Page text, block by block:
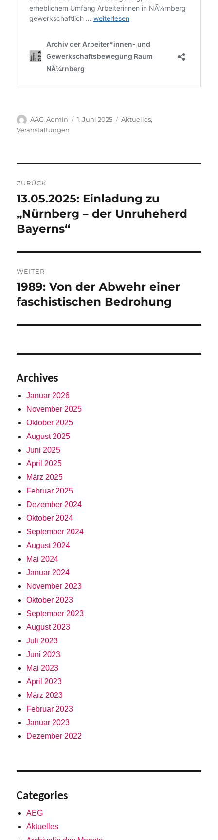
Autor
AAG-Admin
Veröffentlicht
1. Juni 2025 Kategorien
Aktuelles,
Veranstaltungen
ZURÜCK
Vorheriger
Beitrag:
13.05.2025: Einladung zu
„Nürnberg – der Unruheherd
Bayerns“
WEITER
Nächster
Beitrag:
1989: Von der Abwehr einer
faschistischen Bedrohung
Archives
Januar 2026
November 2025
Oktober 2025
August 2025
Juni 2025
April 2025
März 2025
Februar 2025
Dezember 2024
Oktober 2024
September 2024
August 2024
Mai 2024
Januar 2024
November 2023
Oktober 2023
September 2023
August 2023
Juli 2023
Juni 2023
Mai 2023
April 2023
März 2023
Februar 2023
Januar 2023
Dezember 2022
Categories
AEG
Aktuelles